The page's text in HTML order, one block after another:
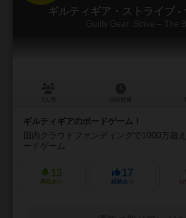
ギルティギア・ストライブ -
Guilty Gear: Strive – The
ギルティギアのボードゲーム！
国内クラウドファンディングで1000万超
ードゲーム
13
興味あり
17
経験あり